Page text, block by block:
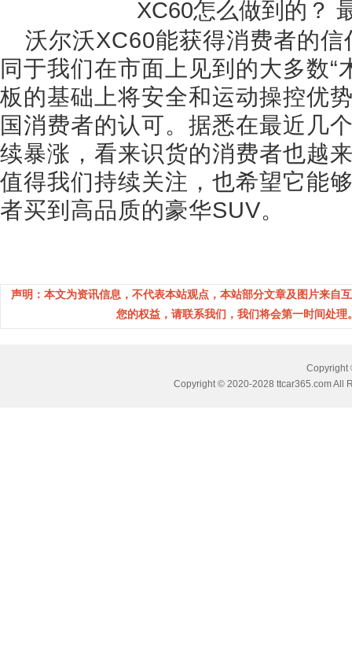
沃尔沃XC60能获得消费者的
同于我们在市面上见到的大多数“
板的基础上将安全和运动操控优
国消费者的认可。据悉在最近几
续暴涨，看来识货的消费者也越
值得我们持续关注，也希望它能
者买到高品质的豪华SUV。
声明：本文为资讯信息，不代表本站观点，本站部分文章及图片来自
您的权益，请联系我们，我们将会第一时间处
Copyright
Copyright © 2020-2028 ttcar365.com All